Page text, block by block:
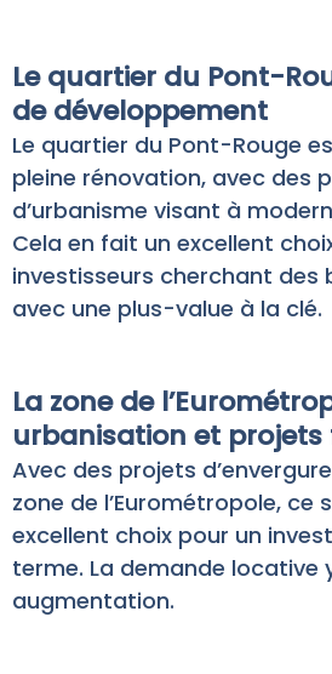
Le quartier du Pont-
de développement
Le quartier du Pont-Rouge
pleine rénovation, avec des
d’urbanisme visant à
Cela en fait un excellent
investisseurs cherchant des
avec une plus-value à la clé.
La zone de
urbanisation et
Avec des projets
zone de l’Eurométropole, ce
excellent choix pour un
terme. La demande locative
augmentation.